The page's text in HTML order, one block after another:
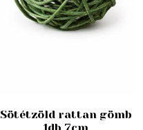
Sötétzöld rattan gömb